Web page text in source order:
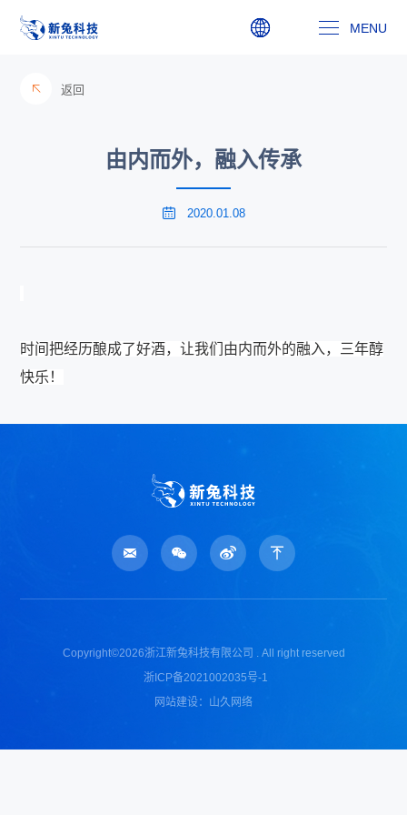
MENU
走进新兔
联系我们
0574-85502028
返回
由内而外，融入传承
2020.01.08
时间把经历酿成了好酒，让我们由内而外的融入， 三年醇
快乐！
Copyright©2026浙江新兔科技有限公司 . All right reserved
浙ICP备2021002035号-1
网站建设：山久网络